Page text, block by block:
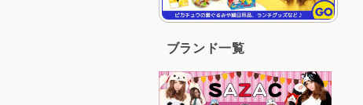
ブランド一覧